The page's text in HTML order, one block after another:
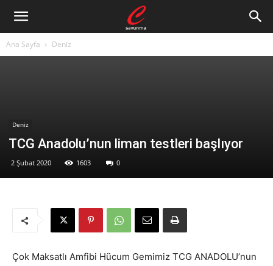
Ana Sayfa Deniz
Deniz
TCG Anadolu’nun liman testleri başlıyor
2 Şubat 2020 1603 0
Çok Maksatlı Amfibi Hücum Gemimiz TCG ANADOLU’nun